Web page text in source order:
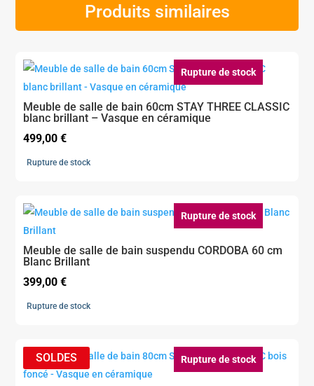
Produits similaires
Rupture de stock
Meuble de salle de bain 60cm STAY THREE CLASSIC
blanc brillant – Vasque en céramique
499,00€
Rupture de stock
Rupture de stock
Meuble de salle de bain suspendu CORDOBA 60 cm
Blanc Brillant
399,00€
Rupture de stock
Rupture de stock